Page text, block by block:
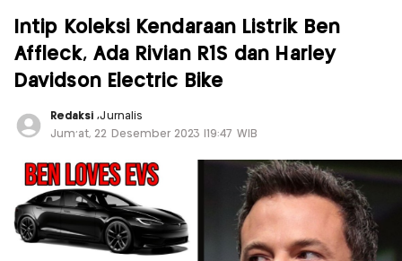
Intip Koleksi Kendaraan Listrik Ben
Affleck, Ada Rivian R1S dan Harley
Davidson Electric Bike
Redaksi,Jurnalis
Jum'at, 22 Desember 2023 |19:47 WIB